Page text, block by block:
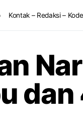
Kontak – Redaksi –